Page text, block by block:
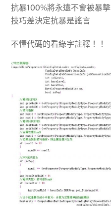
抗暴100%將永遠不會被暴擊
技巧差決定抗暴是謠言
不懂代碼的看綠字註釋！！